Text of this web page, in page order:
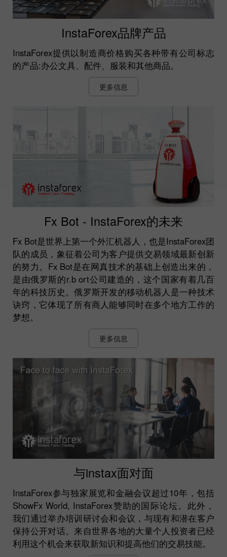
InstaForex品牌产品
InstaForex提供以制造商价格购买各种带有公司标志
的产品:办公文具、配件、服装和其他商品。
更多信息
Fx Bot - InstaForex的未来
Fx Bot是世界上第一个外汇机器人，也是InstaForex团
队的成员，象征着公司为客户提供交易领域最新创新
的努力。Fx Bot是在网真技术的基础上创造出来的，
是由俄罗斯的r.b ort公司建造的，这个国家有着几百
年的科技历史。俄罗斯开发的移动机器人是一种技术
诀窍，它体现了所有商人能够同时在多个地方工作的
梦想。
更多信息
与instax面对面
InstaForex参与独家展览和金融会议超过10年，包括
ShowFx World, InstaForex赞助的国际论坛。此外，
我们通过举办培训研讨会和会议，与现有和潜在客户
保持公开对话。来自世界各地的大量个人投资者已经
利用这个机会来获取新知识和提高他们的交易技能。